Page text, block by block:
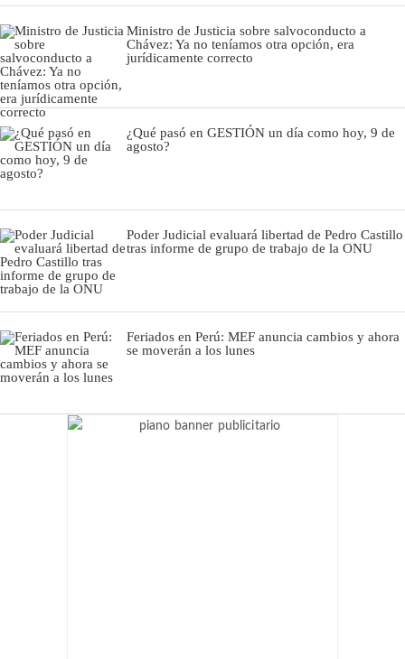
Ministro de Justicia sobre salvoconducto a
Chávez: Ya no teníamos otra opción, era
jurídicamente correcto
¿Qué pasó en GESTIÓN un día como hoy, 9 de
agosto?
Poder Judicial evaluará libertad de Pedro Castillo
tras informe de grupo de trabajo de la ONU
Feriados en Perú: MEF anuncia cambios y ahora
se moverán a los lunes